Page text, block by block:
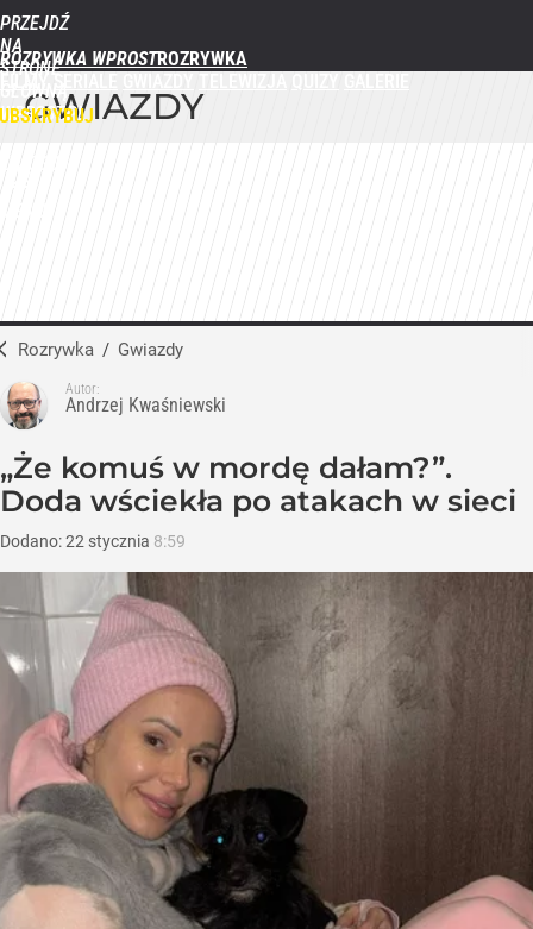
PRZEJDŹ
NA
STRONĘ
GŁÓWNĄ
WPROST.PL
ROZRYWKA WPROST
GWIAZDY
Rozrywka / Gwiazdy
Autor:
Andrzej Kwaśniewski
„Że komuś w mordę dałam?”.
Doda wściekła po atakach w sieci
Dodano:22 stycznia 8:59